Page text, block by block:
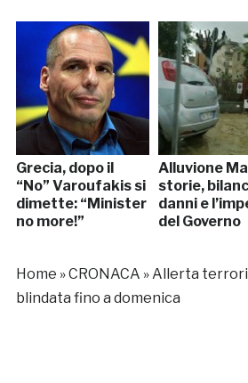
Grecia, dopo il
“No” Varoufakis si
dimette: “Minister
no more!”
Alluvione
storie,
danni e
del Governo
Home »CRONACA »Allerta
blindata fino a domenica